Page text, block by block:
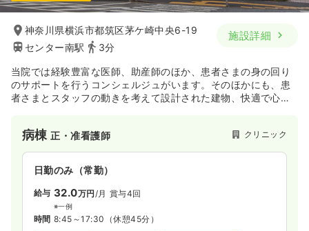
神奈川県横浜市都筑区茅ケ崎中央6-19
センター南駅
3分
施設詳細
当院では経験豊富な医師、助産師のほか、患者さまの身の回り
のサポートを行うコンシェルジュがいます。そのほかにも、患
者さまとスタッフの動きを考えて設計された建物、快適で心地
病棟正・准看護師 クリニック
日勤のみ（常勤）
給与 32.0万円 /月 賞与4回
※一例
時間 8:45～17:30 （休憩45分）